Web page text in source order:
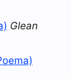
Glean